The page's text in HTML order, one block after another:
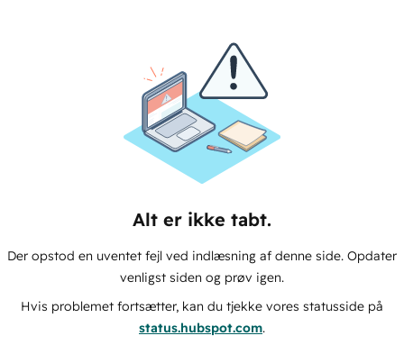
Alt er ikke tabt.
Der opstod en uventet fejl ved indlæsning af denne side. Opdater
venligst siden og prøv igen.
Hvis problemet fortsætter, kan du tjekke vores statusside på
status.hubspot.com.